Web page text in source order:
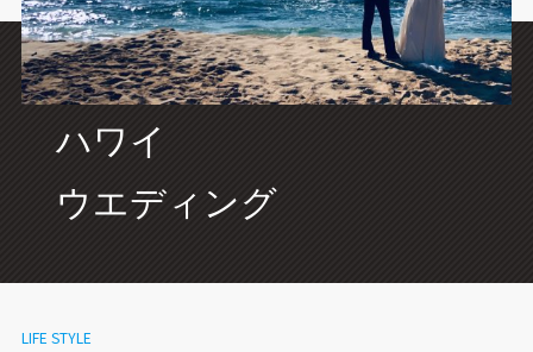
WRITER
CONCEPT
ハワイ
ウエディング
LIFE STYLE